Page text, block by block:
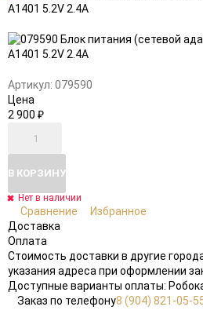
в
избранное
к
сравнению
Артикул: 079590
Цена
2 900 ₽
В КОРЗИНУ
Нет в наличии
Сравнение
Избранное
Доставка
Оплата
Стоимость доставки в другие
указания адреса при оформлении
Доступные варианты оплаты:
Заказ по телефону8 (904) 821-05-